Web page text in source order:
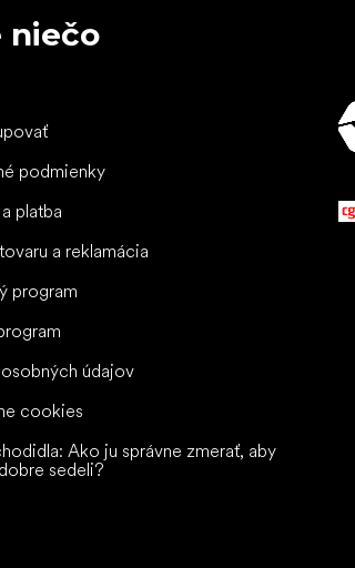
niečo
podmienky
platba
a reklamácia
program
údajov
cookies
Ako ju správne zmerať, aby
sedeli?